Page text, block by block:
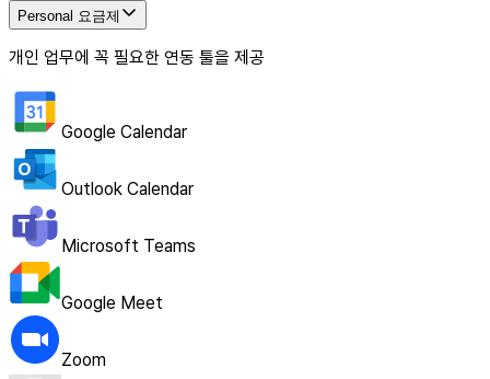
Personal 요금제
개인 업무에 꼭 필요한 연동 툴을 제공
Google Calendar
Outlook Calendar
Microsoft Teams
Google Meet
Zoom